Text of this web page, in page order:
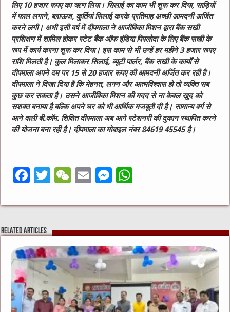
लिए 10 हजार रूपए का ऋण लिया। सिलाई का काम भी शुरू कर दिया, साड़ियों
में फाल लगाने, ब्लाऊज, कुर्तियां सिलाई करके प्रतिमाह अच्छी आमदनी अर्जित
करने लगी। अभी इसी वर्ष में दीपमाला ने आजीविका मिशन द्वारा बैंक सखी
प्रशिक्षण में शामिल होकर स्टेट बैंक ऑफ इंडिया पिपलोदा के लिए बैंक सखी के
रूप में कार्य करना शुरू कर दिया। इस काम से भी उन्हें हर महीने 3 हजार रूपए
राशि मिलती है। कुल मिलाकर सिलाई, ब्यूटी पार्लर, बैंक सखी के कार्यों से
दीपमाला अपने दम पर 15 से 20 हजार रूपए की आमदनी अर्जित कर रही है।
दीपमाला ने दिखा दिया है कि मेहनत, लगन और आत्मविश्वास हो तो व्यक्ति सब
कुछ कर सकता है। उसने आजीविका मिशन की मदद से ना केवल खुद को
सशक्त बनाया है बल्कि अपने घर को भी आर्थिक मजबूती दी है। सामान्य वर्ग से
आने वाली बी.कॉम. शिक्षित दीपमाला अब आगे स्टेशनरी की दुकान स्थापित करने
की योजना बना रही है। दीपमाला का मोबाइल नंबर 84619 45545 है।
F
c
e
b
o
o
k
T
it
te
r
W
C
h
at
E
ai
l
M
ss
e
n
g
er
at
s
A
p
p
Related Articles